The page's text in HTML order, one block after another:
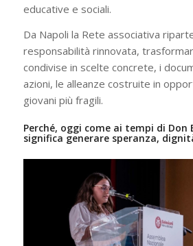
educative e sociali.
Da Napoli la Rete associativa
responsabilità rinnovata,
condivise in scelte concrete, i
azioni, le alleanze costruite in
giovani più fragili.
Perché, oggi come ai tempi di Don
significa generare speranza,